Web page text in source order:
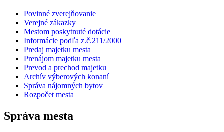
Povinné zverejňovanie
Verejné zákazky
Mestom poskytnuté dotácie
Informácie podľa z.č.211/2000
Predaj majetku mesta
Prenájom majetku mesta
Prevod a prechod majetku
Archív výberových konaní
Správa nájomných bytov
Rozpočet mesta
Správa mesta